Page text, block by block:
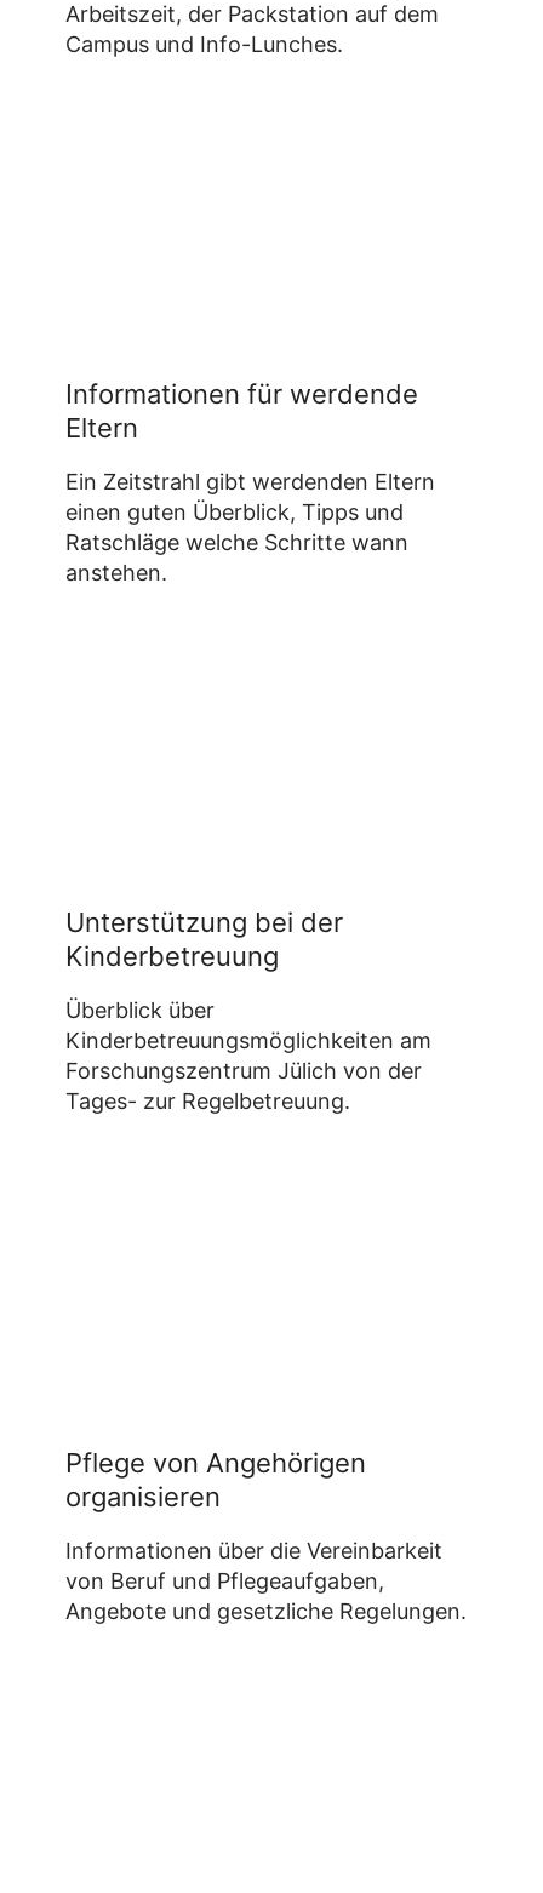
Arbeitszeit, der Packstation auf dem
Campus und Info-Lunches.
Informationen für werdende
Eltern
Ein Zeitstrahl gibt werdenden Eltern
einen guten Überblick, Tipps und
Ratschläge welche Schritte wann
anstehen.
Unterstützung bei der
Kinderbetreuung
Überblick über
Kinderbetreuungsmöglichkeiten am
Forschungszentrum Jülich von der
Tages- zur Regelbetreuung.
Pflege von Angehörigen
organisieren
Informationen über die Vereinbarkeit
von Beruf und Pflegeaufgaben,
Angebote und gesetzliche Regelungen.